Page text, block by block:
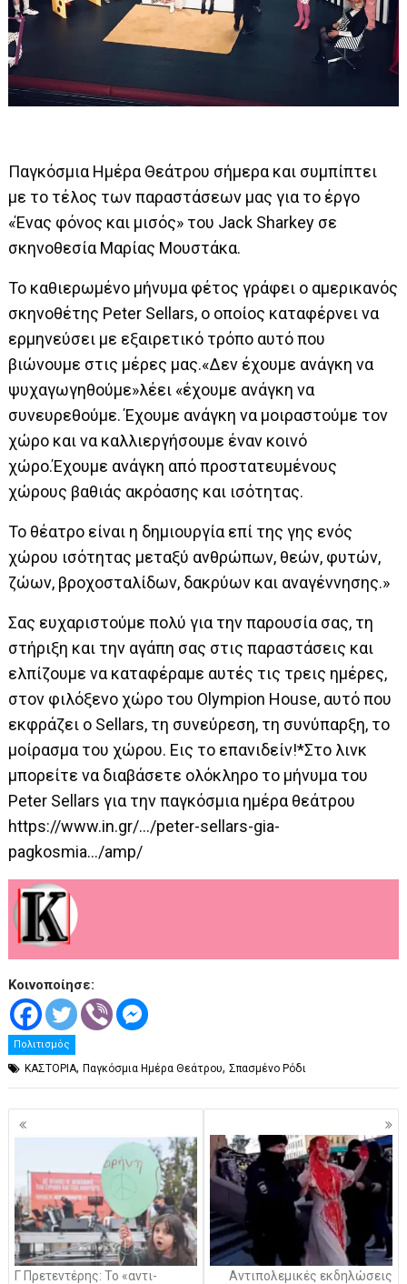
Παγκόσμια Ημέρα Θεάτρου σήμερα και συμπίπτει
με το τέλος των παραστάσεων μας για το έργο
«Ένας φόνος και μισός» του Jack Sharkey σε
σκηνοθεσία Μαρίας Μουστάκα.
Το καθιερωμένο μήνυμα φέτος γράφει ο αμερικανός
σκηνοθέτης Peter Sellars, ο οποίος καταφέρνει να
ερμηνεύσει με εξαιρετικό τρόπο αυτό που
βιώνουμε στις μέρες μας.«Δεν έχουμε ανάγκη να
ψυχαγωγηθούμε»λέει «έχουμε ανάγκη να
συνευρεθούμε. Έχουμε ανάγκη να μοιραστούμε τον
χώρο και να καλλιεργήσουμε έναν κοινό
χώρο.Έχουμε ανάγκη από προστατευμένους
χώρους βαθιάς ακρόασης και ισότητας.
Το θέατρο είναι η δημιουργία επί της γης ενός
χώρου ισότητας μεταξύ ανθρώπων, θεών, φυτών,
ζώων, βροχοσταλίδων, δακρύων και αναγέννησης.»
Σας ευχαριστούμε πολύ για την παρουσία σας, τη
στήριξη και την αγάπη σας στις παραστάσεις και
ελπίζουμε να καταφέραμε αυτές τις τρεις ημέρες,
στον φιλόξενο χώρο του Olympion House, αυτό που
εκφράζει ο Sellars, τη συνεύρεση, τη συνύπαρξη, το
μοίρασμα του χώρου. Εις το επανιδείν!*Στο λινκ
μπορείτε να διαβάσετε ολόκληρο το μήνυμα του
Peter Sellars για την παγκόσμια ημέρα θεάτρου
https://www.in.gr/…/peter-sellars-gia-
pagkosmia…/amp/
Κοινοποίησε:
Πολιτισμός
ΚΑΣΤΟΡΙΑ,Παγκόσμια Ημέρα Θεάτρου,Σπασμένο Ρόδι
Πλοήγηση
άρθρων
Γ Πρετεντέρης: Το «αντι-
Αντιπολεμικές εκδηλώσεις